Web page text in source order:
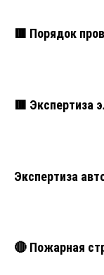
🟥 Порядок
🟥 Экспертиза
Экспертиза
🔴 Пожарная